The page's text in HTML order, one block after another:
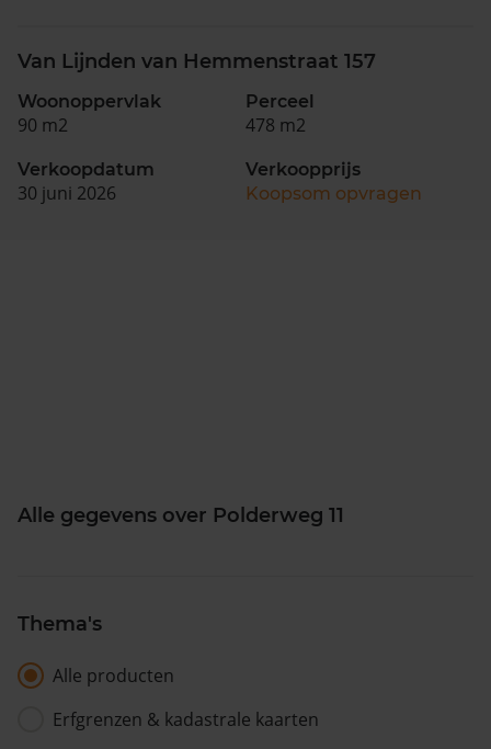
Van Lijnden van Hemmenstraat 157
Woonoppervlak
90 m2
Perceel
478 m2
Verkoopdatum
30 juni 2026
Verkoopprijs
Koopsom opvragen
Alle gegevens over Polderweg 11
Thema's
Alle producten
Erfgrenzen & kadastrale kaarten